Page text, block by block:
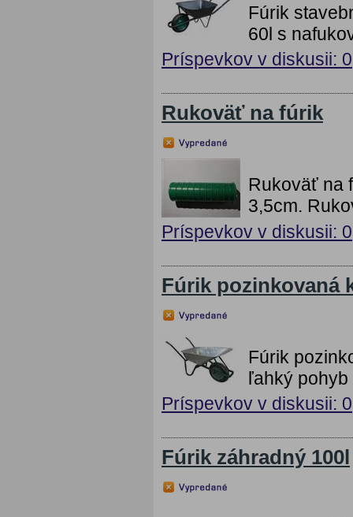
Fúrik
60l s
Príspevkov v diskusii: 0
Rukoväť na fúrik
Rukoväť na
3,5cm.
Príspevkov v diskusii: 0
Fúrik pozinkovaná
Fúrik
ľahký pohyb
Príspevkov v diskusii: 0
Fúrik záhradný 100l